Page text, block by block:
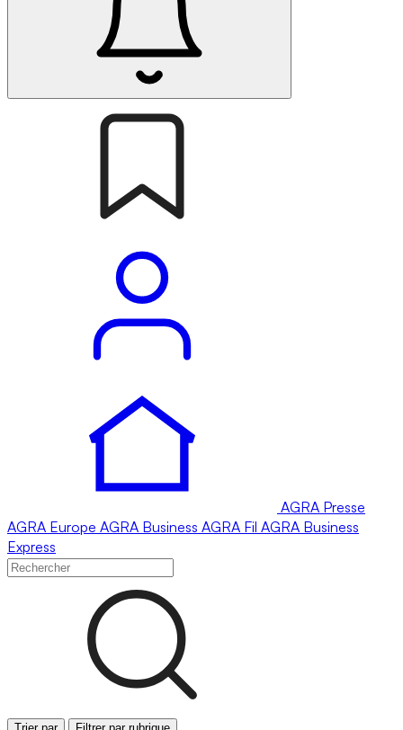
AGRA Presse
AGRA Europe AGRA Business AGRA Fil AGRA Business
Express